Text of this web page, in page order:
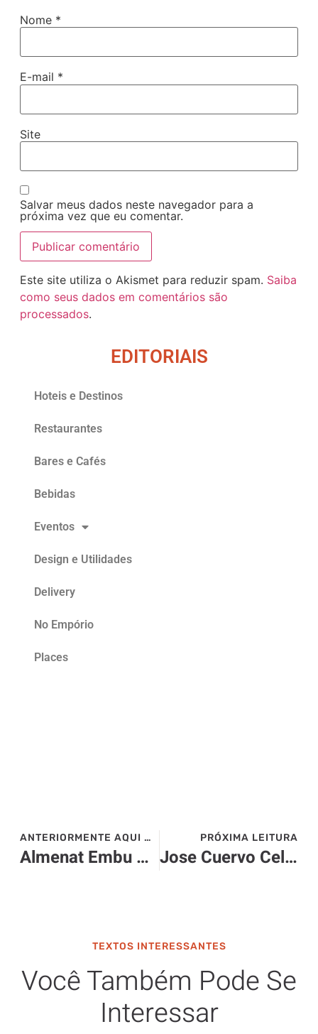
Nome *
E-mail *
Site
Salvar meus dados neste navegador para a
próxima vez que eu comentar.
Este site utiliza o Akismet para reduzir spam. Saiba
como seus dados em comentários são
processados.
EDITORIAIS
Hoteis e Destinos
Restaurantes
Bares e Cafés
Bebidas
Eventos
Design e Utilidades
Delivery
No Empório
Places
ANTERIORMENTE AQUI NO SITE>>>
Almenat Embu das Artes: Renovação Elegante com a Abertura do Restaurante Japi, Tapestry Collection by Hilton
PRÓXIMA LEITURA
Jose Cuervo Celebra dia 22 o “Dia da Margarita” em Bares e Restaurantes de Curitiba
TEXTOS INTERESSANTES
Você Também Pode Se
Interessar